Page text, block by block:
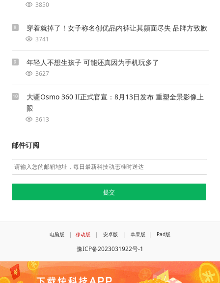
3850
8 穿着就掉了！女子称名创优品内裤让其颜面尽失 品牌方致歉
3741
9 年轻人不想生孩子 可能还真因为手机玩多了
3627
10
大疆Osmo 360 II正式官宣：8月13日发布 重塑全景影像上
限
3613
邮件订阅
电脑版 | 移动版 | 安卓版 | 苹果版 | Pad版
豫ICP备2023031922号-1